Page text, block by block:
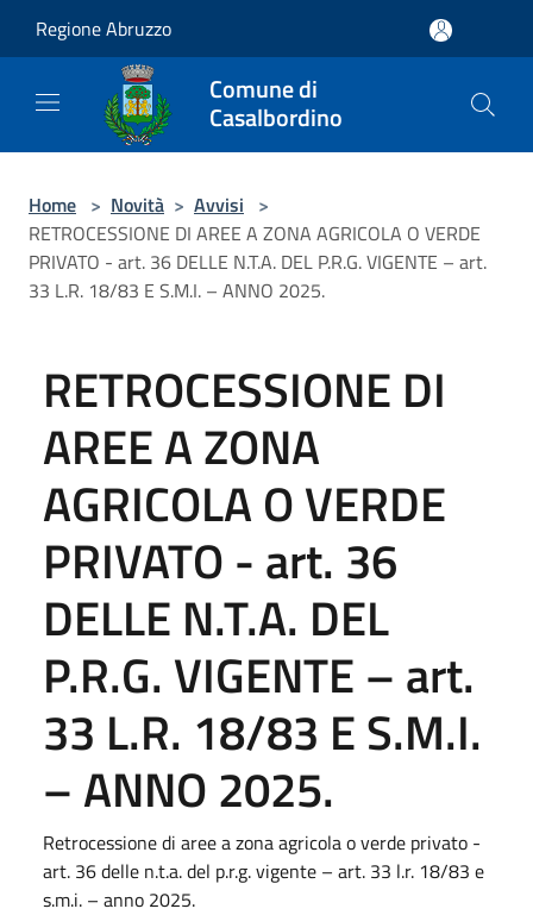
Regione Abruzzo
Comune di
Casalbordino
Home > Novità > Avvisi >
RETROCESSIONE DI AREE A ZONA AGRICOLA O VERDE
PRIVATO - art. 36 DELLE N.T.A. DEL P.R.G. VIGENTE – art.
33 L.R. 18/83 E S.M.I. – ANNO 2025.
RETROCESSIONE DI
AREE A ZONA
AGRICOLA O VERDE
PRIVATO - art. 36
DELLE N.T.A. DEL
P.R.G. VIGENTE – art.
33 L.R. 18/83 E S.M.I.
– ANNO 2025.
Retrocessione di aree a zona agricola o verde privato -
art. 36 delle n.t.a. del p.r.g. vigente – art. 33 l.r. 18/83 e
s.m.i. – anno 2025.